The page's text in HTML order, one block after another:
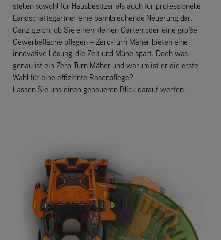
stellen sowohl für Hausbesitzer als auch für professionelle
Landschaftsgärtner eine bahnbrechende Neuerung dar.
Ganz gleich, ob Sie einen kleinen Garten oder eine große
Gewerbefläche pflegen – Zero-Turn Mäher bieten eine
innovative Lösung, die Zeit und Mühe spart. Doch was
genau ist ein Zero-Turn Mäher und warum ist er die erste
Wahl für eine effiziente Rasenpflege?
Lassen Sie uns einen genaueren Blick darauf werfen.